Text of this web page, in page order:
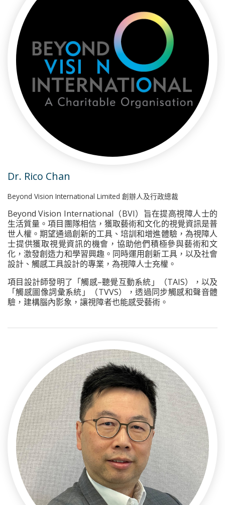
Dr. Rico Chan
Beyond Vision International Limited 創辦人及行政總裁
Beyond Vision International（BVI）旨在提高視障人士的
生活質量。項目團隊相信，獲取藝術和文化的視覺資訊是普
世人權。期望通過創新的工具、培訓和增進體驗，為視障人
士提供獲取視覺資訊的機會，協助他們積極參與藝術和文
化，激發創造力和學習興趣。同時運用創新工具，以及社會
設計、觸感工具設計的專業，為視障人士充權。
項目設計師發明了「觸感–聽覺互動系統」（TAIS），以及
「觸感圖像詞彙系統」（TVVS），透過同步觸感和聲音體
驗，建構腦內影象，讓視障者也能感受藝術。